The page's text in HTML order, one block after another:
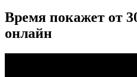
Время покажет от
онлайн